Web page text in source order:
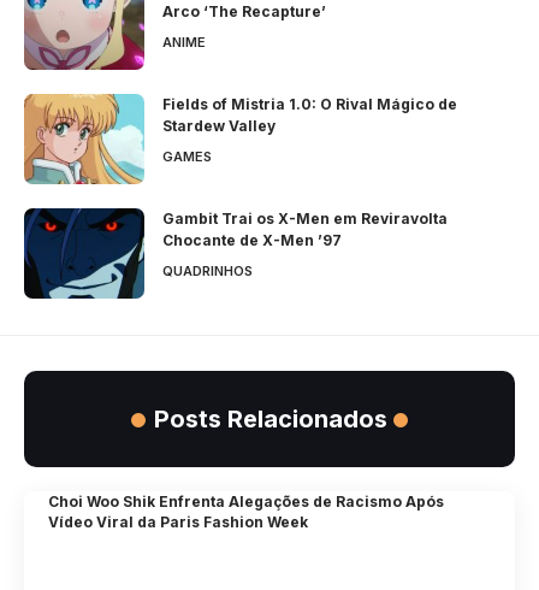
Arco ‘The Recapture’
ANIME
Fields of Mistria 1.0: O Rival Mágico de
Stardew Valley
GAMES
Gambit Trai os X-Men em Reviravolta
Chocante de X-Men ’97
QUADRINHOS
Posts Relacionados
Choi Woo Shik Enfrenta Alegações de Racismo Após
Vídeo Viral da Paris Fashion Week